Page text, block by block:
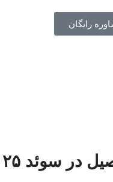
رایگان
در سوئد ۲۰۲۵